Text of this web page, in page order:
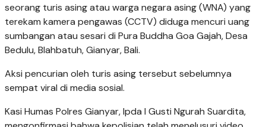
seorang turis asing atau warga negara asing (WNA) yang
terekam kamera pengawas (CCTV) diduga mencuri uang
sumbangan atau sesari di Pura Buddha Goa Gajah, Desa
Bedulu, Blahbatuh, Gianyar, Bali.
Aksi pencurian oleh turis asing tersebut sebelumnya
sempat viral di media sosial.
Kasi Humas Polres Gianyar, Ipda I Gusti Ngurah Suardita,